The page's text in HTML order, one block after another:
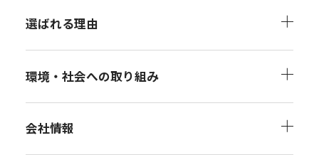
選ばれる理由
環境・社会への取り組み
会社情報